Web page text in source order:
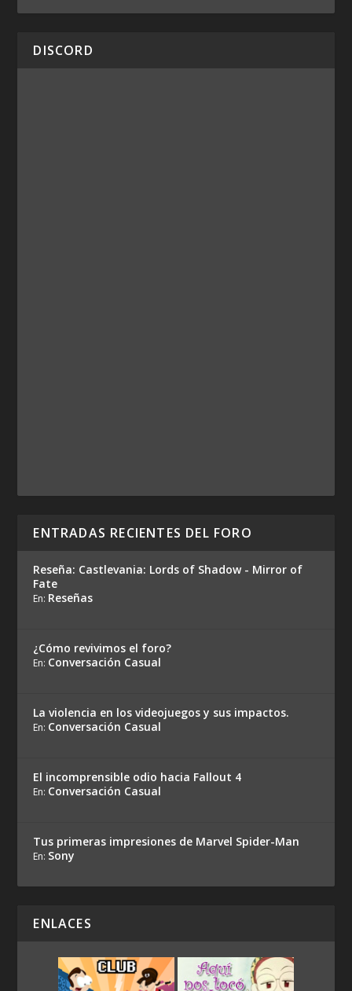
DISCORD
ENTRADAS RECIENTES DEL FORO
Reseña: Castlevania: Lords of Shadow - Mirror of
Fate
En: Reseñas
¿Cómo revivimos el foro?
En: Conversación Casual
La violencia en los videojuegos y sus impactos.
En: Conversación Casual
El incomprensible odio hacia Fallout 4
En: Conversación Casual
Tus primeras impresiones de Marvel Spider-Man
En: Sony
ENLACES